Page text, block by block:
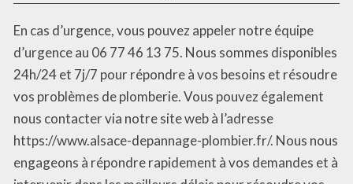
En cas d’urgence, vous pouvez appeler notre équipe
d’urgence au 06 77 46 13 75. Nous sommes disponibles
24h/24 et 7j/7 pour répondre à vos besoins et résoudre
vos problèmes de plomberie. Vous pouvez également
nous contacter via notre site web à l’adresse
https://www.alsace-depannage-plombier.fr/. Nous nous
engageons à répondre rapidement à vos demandes et à